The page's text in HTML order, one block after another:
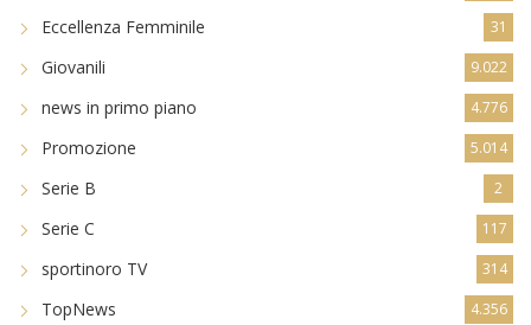
Eccellenza Femminile 31
Giovanili 9.022
news in primo piano 4.776
Promozione 5.014
Serie B 2
Serie C 117
sportinoro TV 314
TopNews 4.356